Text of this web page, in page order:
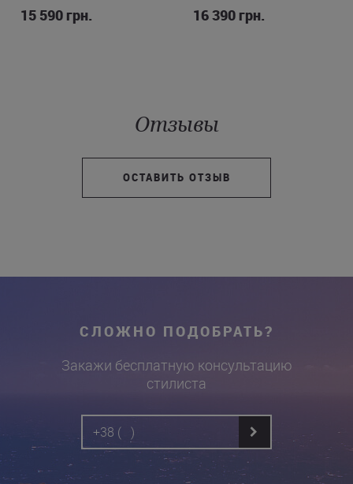
15 590 грн. 16 390 грн.
Отзывы
ОСТАВИТЬ ОТЗЫВ
СЛОЖНО ПОДОБРАТЬ?
Закажи бесплатную консультацию
стилиста